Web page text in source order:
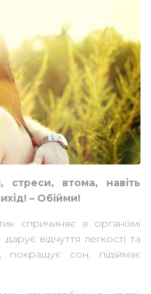
втома, навіть
– Обійми!
спричиняє в організмі
відчуття легкості та
сон, підіймає